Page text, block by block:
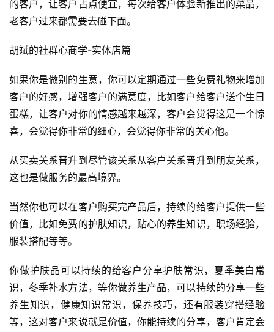
的客户，让客户占点便宜，每次给客户体验新推出的菜品，
老客户过来都需要去碰下面。
胡斌的社群心商学-实体店篇
如果你是做别的生意，你可以定期通过一些免费礼物来增加
客户的好感，增强客户的满意度，比如客户给客户送个生日
蛋糕，让客户对你的情感越来越深，客户会觉得这是一个惊
喜，会觉得你非常的细心，会觉得你非常的关心他。
从买卖关系晋升到尽管该关系从客户关系晋升到朋友关系，
这也是做服务的最高境界。
当然你也可以在客户购买完产品后，持续的给客户提供一些
价值，比如免费的护肤知识，贴心的养生知识，职场经验，
服装搭配等等。
你做护肤品可以持续的给客户分享护肤常识，夏季美白常
识，冬季补水方法，等你做养生产品，可以持续的分享一些
养生知识，健康知识常识，保养技巧，还有服装穿搭经验
等，这对客户来说就是价值，你能持续的分享，客户肯定会